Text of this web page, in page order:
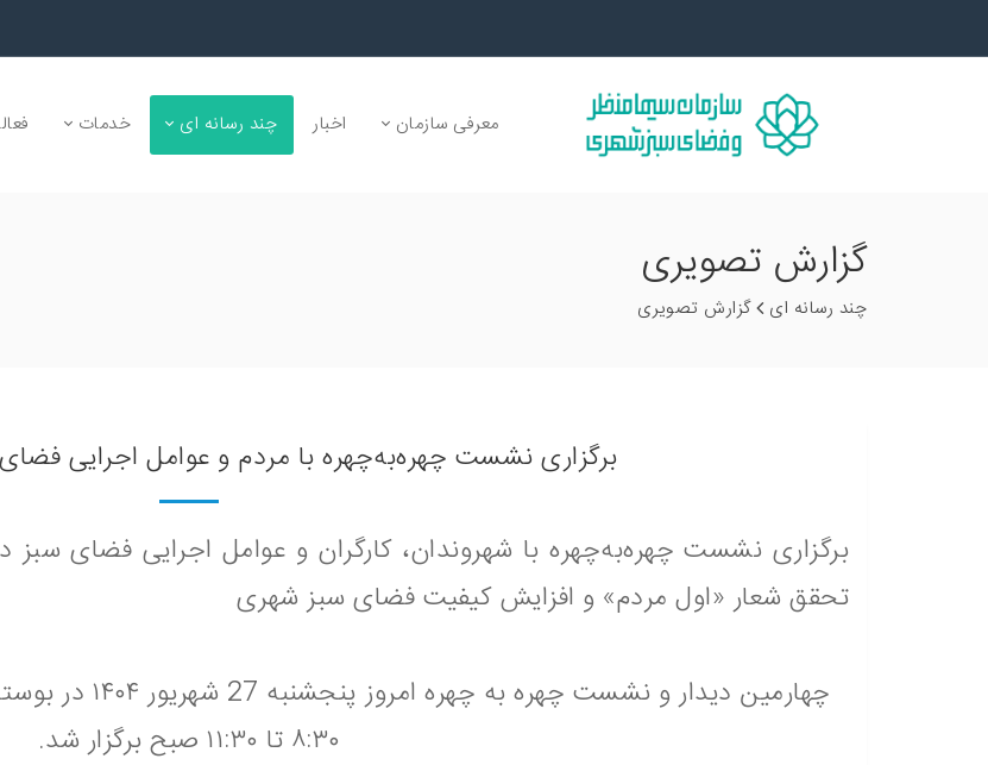
معرفی سازمان اخبار چند رسانه ای خدمات
گزارش تصویری
چند رسانه ای گزارش تصویری
برگزاری نشست چهره‌به‌چهره با مردم و عوامل اجرایی
تحقق شعار «اول مردم» و افزایش کیفیت فضای سبز شهری
۸:۳۰ تا ۱۱:۳۰ صبح برگزار شد.